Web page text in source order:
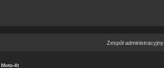
Zespół administracyjny
Moto-4t